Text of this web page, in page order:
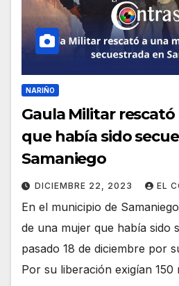
NARIÑO
Gaula Militar
que había sido
Samaniego
DICIEMBRE 22, 2023 EL
En el municipio de
de una mujer que había sido
pasado 18 de diciembre por
Por su liberación exigían 150